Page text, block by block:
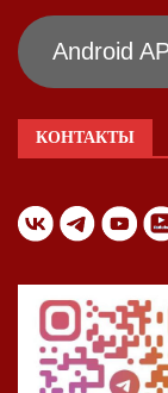
Android
КОНТАКТЫ